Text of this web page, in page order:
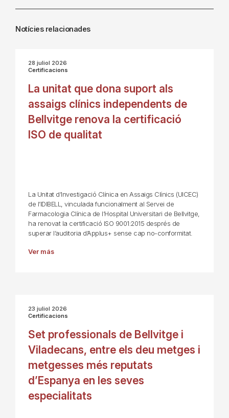
Notícies relacionades
28 juliol 2026
Certificacions
La unitat que dona suport als
assaigs clínics independents de
Bellvitge renova la certificació
ISO de qualitat
La Unitat d’Investigació Clínica en Assaigs Clínics (UICEC)
de l’IDIBELL, vinculada funcionalment al Servei de
Farmacologia Clínica de l’Hospital Universitari de Bellvitge,
ha renovat la certificació ISO 9001:2015 després de
superar l’auditoria d’Applus+ sense cap no-conformitat.
Ver más
23 juliol 2026
Certificacions
Set professionals de Bellvitge i
Viladecans, entre els deu metges i
metgesses més reputats
d’Espanya en les seves
especialitats